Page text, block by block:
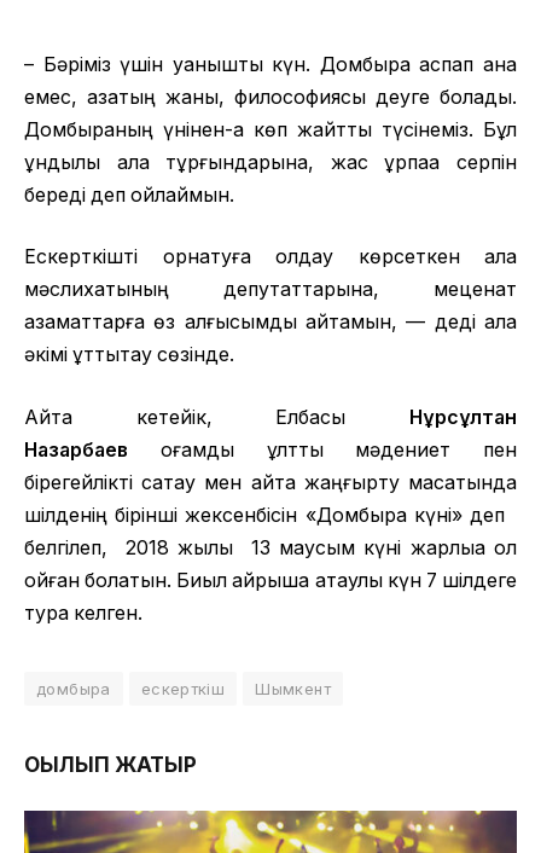
– Бәріміз үшін қуанышты күн. Домбыра аспап қана
емес, қазақтың жаны, философиясы деуге болады.
Домбыраның үнінен-ақ көп жайтты түсінеміз. Бұл
құндылық қала тұрғындарына, жас ұрпаққа серпін
береді деп ойлаймын.
Ескерткішті орнатуға қолдау көрсеткен қала
мәслихатының депутаттарына, меценат
азаматтарға өз алғысымды айтамын, — деді қала
әкімі құттықтау сөзінде.
Айта кетейік, Елбасы Нұрсұлтан
Назарбаев қоғамды ұлттық мәдениет пен
бірегейлікті сақтау мен қайта жаңғырту мақсатында
шілденің бірінші жексенбісін «Домбыра күні» деп
белгілеп, 2018 жылы 13 маусым күні жарлыққа қол
қойған болатын. Биыл айрықша атаулы күн 7 шілдеге
тура келген.
домбыра ескерткіш Шымкент
ОҚЫЛЫП ЖАТЫР